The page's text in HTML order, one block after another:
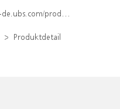
detail/index/isin/DE000WA7Z9M8
Produktdetail